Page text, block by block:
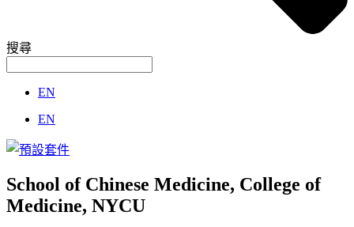
搜尋
EN
EN
School of Chinese Medicine, College of
Medicine, NYCU